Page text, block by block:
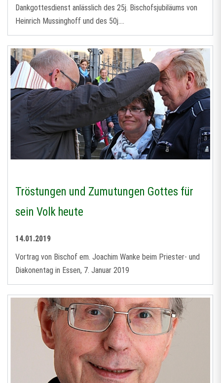
Dankgottesdienst anlässlich des 25j. Bischofsjubiläums von
Heinrich Mussinghoff und des 50j.…
Tröstungen und Zumutungen Gottes für
sein Volk heute
14.01.2019
Vortrag von Bischof em. Joachim Wanke beim Priester- und
Diakonentag in Essen, 7. Januar 2019